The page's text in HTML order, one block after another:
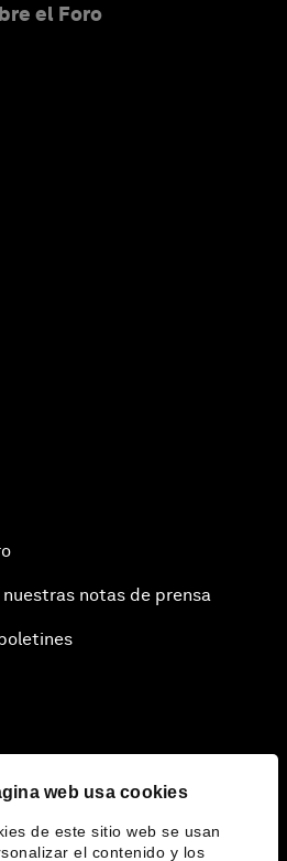
web usa cookies
de este sitio web se usan
el contenido y los
el Foro
notas de prensa